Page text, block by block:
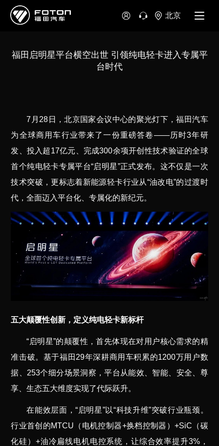
北京
福田启明星平台横空出世 引领纯电轻卡进入专属平
台时代
7 月28日，北京国家会议中心的聚光灯下，福田汽车
为全球商用车行业带来了一份重磅答卷——历时3年研
发、投入超17亿元、完成300余项开创性技术验证的全球
首个纯电轻卡专属平台“启明星”正式发布。这不仅是一次
技术突破，更标志着新能源轻卡行业从“油改电”的过渡时
代，全面迈入平台化、专属化的新纪元。
五大颠覆性创新，定义纯电轻卡新标杆
“启明星”的颠覆性，首先体现在对用户核心需求的精
准击破。基于福田29年深耕商用车积累的1200万用户数
据、253个细分场景洞察，平台从能效、智能、安全、尊
享、生态五大维度实现了代际跃升。
在能效层面，“启明星”以“科技升维”突破行业瓶颈。
行业首创的MTCU（电机控制器+换档控制器）+SiC（碳
化硅）+油冷扁线电机电控系统，让综合效率提升3%，